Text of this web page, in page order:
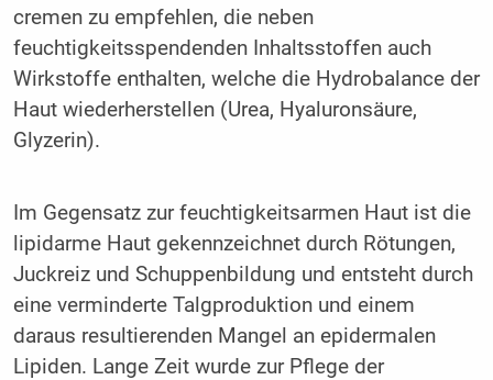
cremen zu empfehlen, die neben
feuchtigkeitsspendenden Inhaltsstoffen auch
Wirkstoffe enthalten, welche die Hydrobalance der
Haut wiederherstellen (Urea, Hyaluronsäure,
Glyzerin).
Im Gegensatz zur feuchtigkeitsarmen Haut ist die
lipidarme Haut gekennzeichnet durch Rötungen,
Juckreiz und Schuppenbildung und entsteht durch
eine verminderte Talgproduktion und einem
daraus resultierenden Mangel an epidermalen
Lipiden. Lange Zeit wurde zur Pflege der